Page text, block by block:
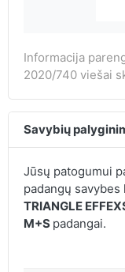
Informacija
2020/740 viešai
Savybių
Jūsų patogumui
padangų
TRIANGLE
M+S padangai.